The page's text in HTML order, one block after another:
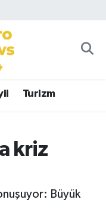
Turizm
kriz
Büyük